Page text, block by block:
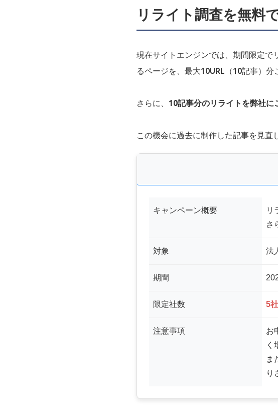
リライト調査を無料
現在サイトエンジンでは、期間限定で
るページを、最大10URL（10記事）分
さらに、 10記事分のリライトを弊社
この機会に過去に制作した記事を見直
キャンペーン概要
リ
さ
対象 法
期間
限定社数 5
注意事項
お
く
ま
り